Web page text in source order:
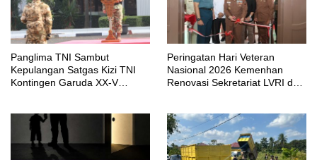
Panglima TNI Sambut
Kepulangan Satgas Kizi TNI
Kontingen Garuda XX-V
Peringatan Hari Veteran
Nasional 2026 Kemenhan
Renovasi Sekretariat LVRI dan